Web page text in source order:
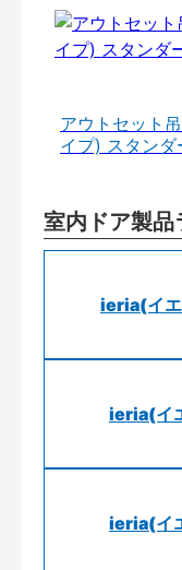
アウトセット
イプ) スタンダ
室内ドア製品
ieria(イエ
ieria(イ
ieria(イ